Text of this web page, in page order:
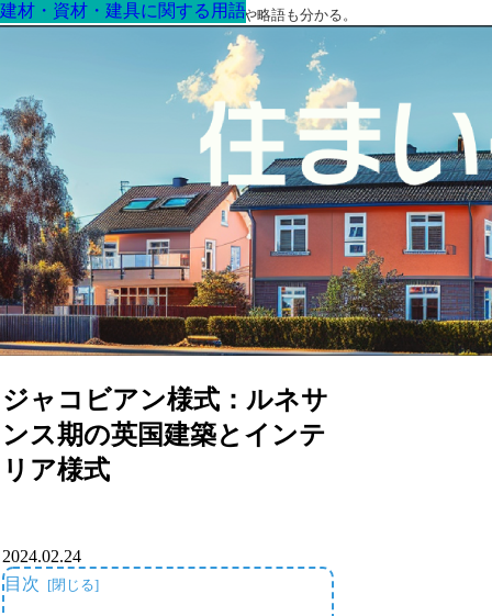
最高の家を作るための知識！専門用語や略語も分かる。
ジャコビアン様式：ルネサ
ンス期の英国建築とインテ
リア様式
建材・資材・建具に関する用語
2024.02.24
目次
建材・資材・建具に関する用語
建材・資材・建具に関する用語
建材・資材・建具に関する用語
建材・資材・建具に関する用語
建材・資材・建具に関する用語
建材・資材・建具に関する用語